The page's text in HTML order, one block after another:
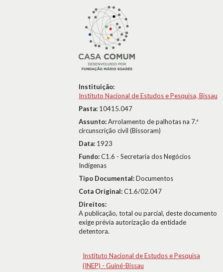
Instituição:
Instituto Nacional de Estudos e Pesquisa, Bissau
Pasta: 10415.047
Assunto:Arrolamento de palhotas na 7.ª
circunscrição civil (Bissoram)
Data: 1923
Fundo:C1.6 - Secretaria dos Negócios
Indígenas
Tipo Documental:Documentos
Cota Original:C1.6/02.047
Direitos:
A publicação, total ou parcial, deste documento
exige prévia autorização da entidade
detentora.
Instituto Nacional de Estudos e Pesquisa
(INEP) - Guiné-Bissau